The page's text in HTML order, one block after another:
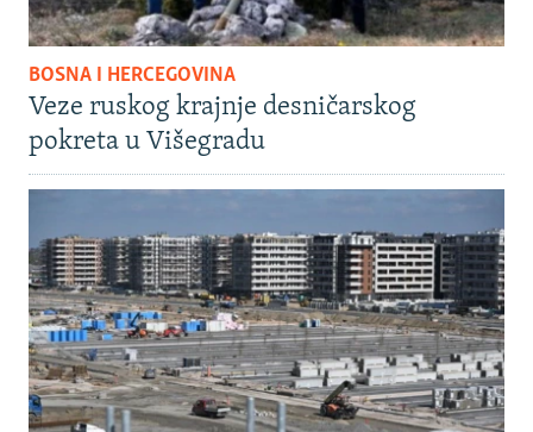
BOSNA I HERCEGOVINA
Veze ruskog krajnje desničarskog
pokreta u Višegradu